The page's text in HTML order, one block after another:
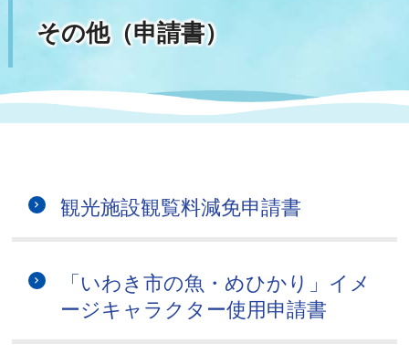
その他（申請書）
観光施設観覧料減免申請書
「いわき市の魚・めひかり」イメ
ージキャラクター使用申請書